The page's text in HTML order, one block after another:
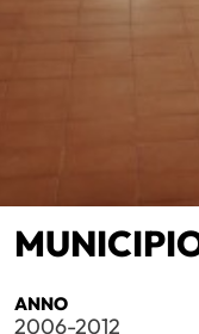
ANNO
2006-2012